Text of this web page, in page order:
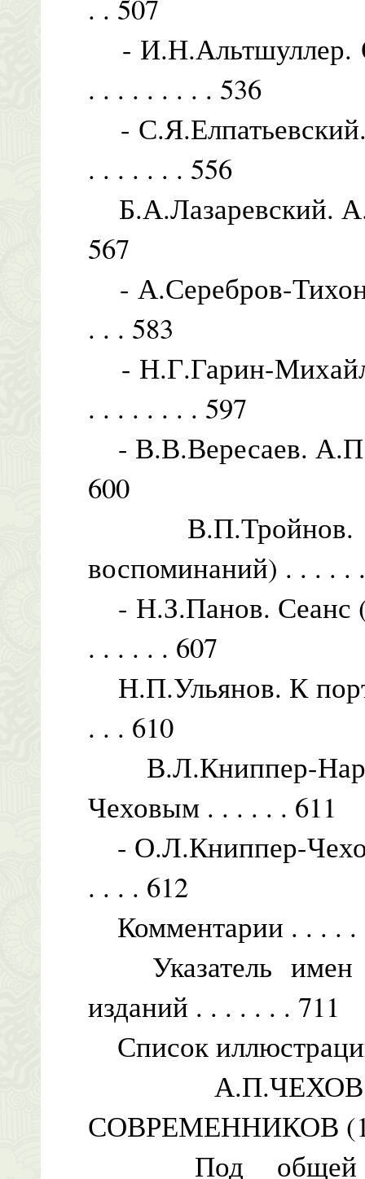
. . 507
- И.Н.Альтшуллер.
. . . . . . . . . 536
-
. . . . . . . 556
Б.А.Лазаревский.
567
- А.Серебров-
. . . 583
- Н.Г.Гарин-
. . . . . . . . 597
- В.В.Вересаев.
600
В.П.Тройнов.
воспоминаний) . . . . .
- Н.З.Панов. Сеанс
. . . . . . 607
Н.П.Ульянов. К
. . . 610
В.Л.Книппер-
Чеховым . . . . . . 611
- О.Л.Книппер-
. . . . 612
Комментарии . . . . .
Указатель имен
изданий . . . . . . . 711
Список
А.П.ЧЕХОВ
СОВРЕМЕННИКОВ
Под общей